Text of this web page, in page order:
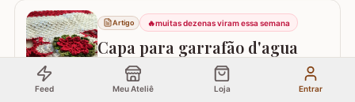
AQUI. Eles são encantadores por serem bem detalhados
apesar de trabalhar com uma única cor. Este…
Artigo 🔥muitas dezenas viram essa semana
Capa para garrafão d'agua
Capa para garrafão de água em crochê. Confeccionado
com linha anne Materiais utilizados: 02 - Novelos de fio
Feed Meu Ateliê Loja Entrar